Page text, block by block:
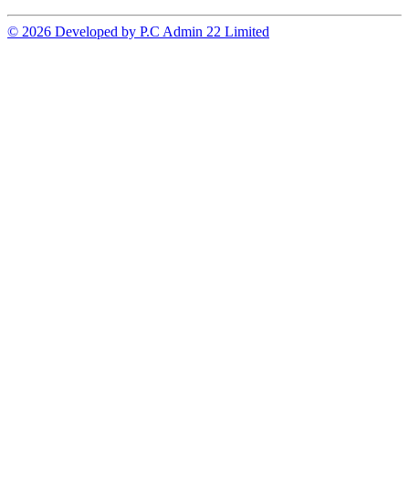
© 2026 Developed by P.C Admin 22 Limited